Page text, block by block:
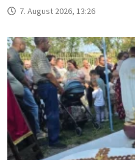
7. August 2026, 13:26